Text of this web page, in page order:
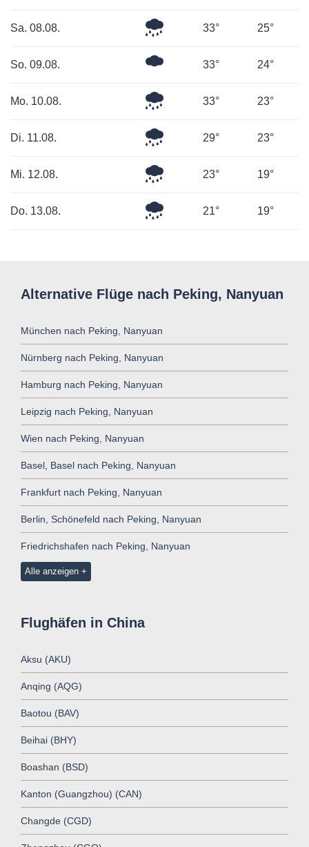
Sa. 08.08.
33° 25°
So. 09.08. 33° 24°
Mo. 10.08. 33° 23°
Di. 11.08.
Mäßiger29° 23°
Mi. 12.08. 23° 19°
Do. 13.08.
Mäßiger21° 19°
Alternative Flüge nach Peking, Nanyuan
München nach Peking, Nanyuan
Nürnberg nach Peking, Nanyuan
Hamburg nach Peking, Nanyuan
Leipzig nach Peking, Nanyuan
Wien nach Peking, Nanyuan
Basel, Basel nach Peking, Nanyuan
Frankfurt nach Peking, Nanyuan
Berlin, Schönefeld nach Peking, Nanyuan
Friedrichshafen nach Peking, Nanyuan
Alle anzeigen
Flughäfen in China
Aksu (AKU)
Anqing (AQG)
Baotou (BAV)
Beihai (BHY)
Boashan (BSD)
Kanton (Guangzhou) (CAN)
Changde (CGD)